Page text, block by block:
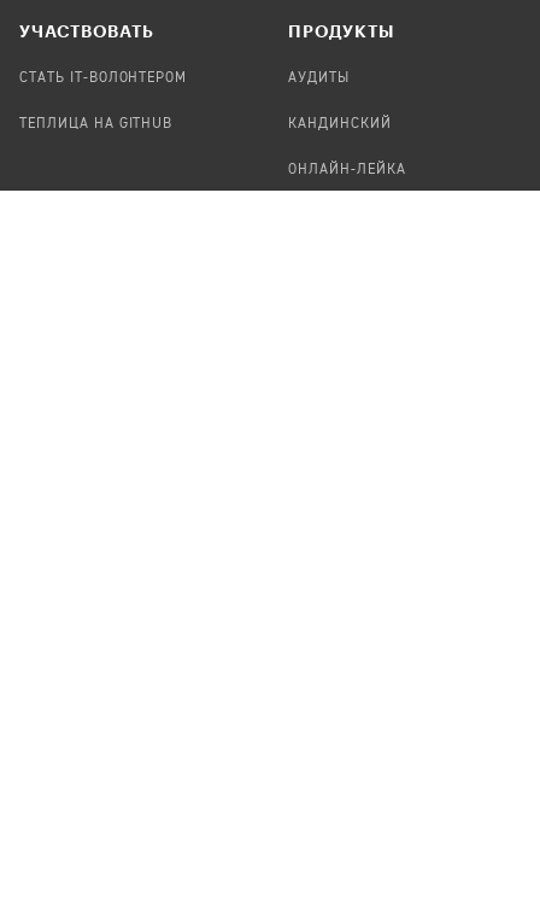
УЧАСТВОВАТЬ
СТАТЬ IT-ВОЛОНТЕРОМ
ТЕПЛИЦА НА GITHUB
ПРОДУКТЫ
АУДИТЫ
КАНДИНСКИЙ
ОНЛАЙН-ЛЕЙКА